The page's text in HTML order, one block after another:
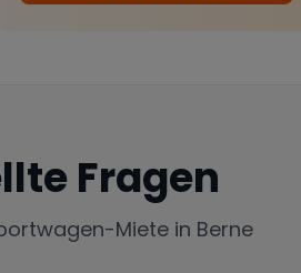
Fragen
Miete in Berne